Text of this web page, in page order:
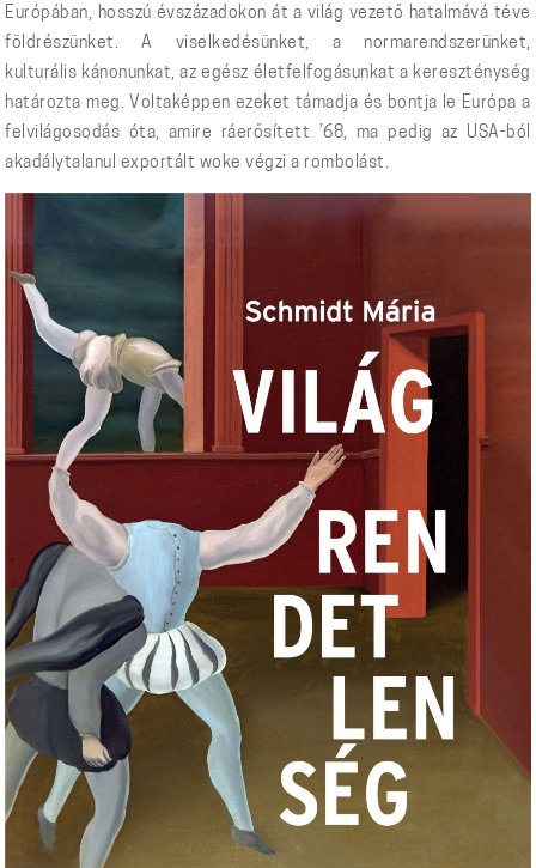
Európában, hosszú évszázadokon át a világ vezető hatalmává téve
földrészünket. A viselkedésünket, a normarendszerünket,
kulturális kánonunkat, az egész életfelfogásunkat a kereszténység
határozta meg. Voltaképpen ezeket támadja és bontja le Európa a
felvilágosodás óta, amire ráerősített ’68, ma pedig az USA-ból
akadálytalanul exportált woke végzi a rombolást.